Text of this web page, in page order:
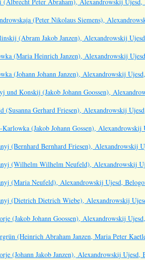
(Albrecht Peter Abraham), Alexandrowskij Ujesd,
(Peter Nikolaus Siemens),
(Abram Jakob Janzen), Alexandrowskij
(Maria Heinrich Janzen), Alexandrowskij
(Johann Johann Janzen), Alexandrowskij
und Konskij (Jakob Johann Goossen),
(Susanna Gerhard Friesen), Alexandrowskij
(Jakob Johann Gossen),
(Bernhard Bernhard Friesen), Alexandrowskij
(Wilhelm Wilhelm Neufeld), Alexandrowskij
(Maria Neufeld), Alexandrowskij Ujesd,
(Dietrich Dietrich Wiebe), Alexandrowskij
(Jakob Johann Goossen), Alexandrowskij
(Heinrich Abraham Janzen, Maria Peter
(Johann Jakob Janzen), Alexandrowskij Ujesd,